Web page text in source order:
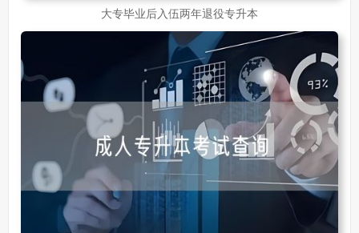
大专毕业后入伍两年退役专升本